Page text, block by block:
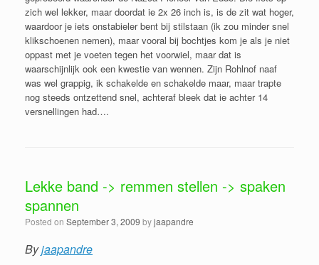
zich wel lekker, maar doordat ie 2x 26 inch is, is de zit wat hoger,
waardoor je iets onstabieler bent bij stilstaan (ik zou minder snel
klikschoenen nemen), maar vooral bij bochtjes kom je als je niet
oppast met je voeten tegen het voorwiel, maar dat is
waarschijnlijk ook een kwestie van wennen. Zijn Rohlnof naaf
was wel grappig, ik schakelde en schakelde maar, maar trapte
nog steeds ontzettend snel, achteraf bleek dat ie achter 14
versnellingen had….
Lekke band -> remmen stellen -> spaken
spannen
Posted on September 3, 2009 byjaapandre
Byjaapandre